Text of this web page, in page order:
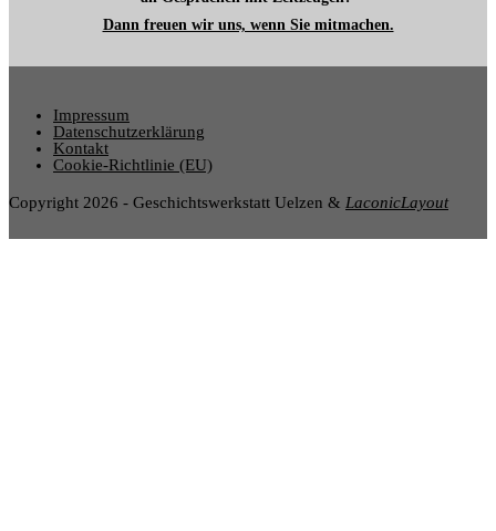
Dann freuen wir uns, wenn Sie mitmachen.
Impressum
Datenschutzerklärung
Kontakt
Cookie-Richtlinie (EU)
Copyright 2026 - Geschichtswerkstatt Uelzen & LaconicLayout